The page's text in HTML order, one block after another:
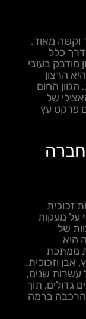
וקשה מאוד.
כלל
מודבק בעובי
הרצון
החום
של
פרקט עץ
זכוכית
על מעקות
של
היא
ממתכת
אבן וזכוכית.
עשרות שנים,
גדולים, תוך
ברמה